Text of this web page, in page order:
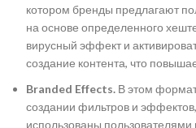
котором бренды предлагают
на основе определенного
вирусный эффект и
создание контента, что
Branded Effects. В этом
создании фильтров и
использованы пользователями